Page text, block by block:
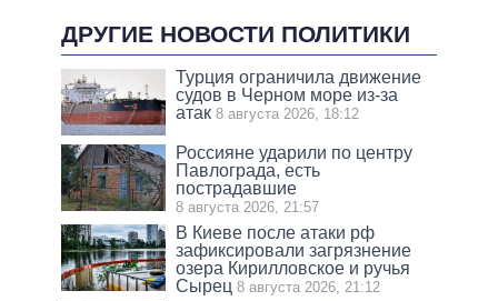
ДРУГИЕ НОВОСТИ ПОЛИТИКИ
Турция ограничила движение
судов в Черном море из-за
атак 8 августа 2026, 18:12
Россияне ударили по центру
Павлограда, есть
пострадавшие
8 августа 2026, 21:57
В Киеве после атаки рф
зафиксировали загрязнение
озера Кирилловское и ручья
Сырец 8 августа 2026, 21:12